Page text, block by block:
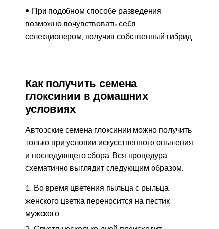
При подобном способе разведения
возможно почувствовать себя
селекционером, получив собственный гибрид
Как получить семена
глоксинии в домашних
условиях
Авторские семена глоксинии можно получить
только при условии искусственного опыления
и последующего сбора. Вся процедура
схематично выглядит следующим образом:
Во время цветения пыльца с рыльца
женского цветка переносится на пестик
мужского.